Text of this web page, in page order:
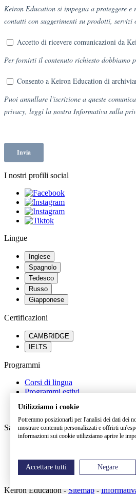
I nostri profili social
Lingue
Inglese
Spagnolo
Tedesco
Russo
Giapponese
Certificazioni
CAMBRIDGE
IELTS
Programmi
Corsi di lingua
Programmi estivi
Orientamento universitario
Saperne di più
Blog
Keiron Education -Sitemap-
Utilizziamo i cookie
Potremmo posizionarli per l'analisi dei dati dei
mostrare contenuti personalizzati e offrirti
informazioni sui cookie utilizziamo aprire le
Accettare tutti Negare